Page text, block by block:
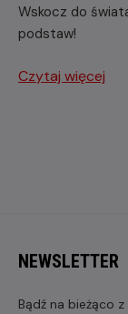
Wskocz do
podstaw!
Czytaj więcej
NEWSLETTER
Bądź na bieżąco